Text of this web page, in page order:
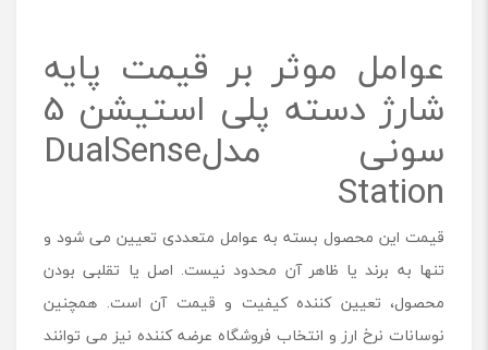
عوامل موثر بر قیمت پایه
شارژ دسته پلی استیشن 5
سونی مدلDualSense
Station
قیمت این محصول بسته به عوامل متعددی تعیین می شود و
تنها به برند یا ظاهر آن محدود نیست. اصل یا تقلبی بودن
محصول، تعیین ‌کننده کیفیت و قیمت آن است. همچنین
نوسانات نرخ ارز و انتخاب فروشگاه عرضه کننده نیز می توانند